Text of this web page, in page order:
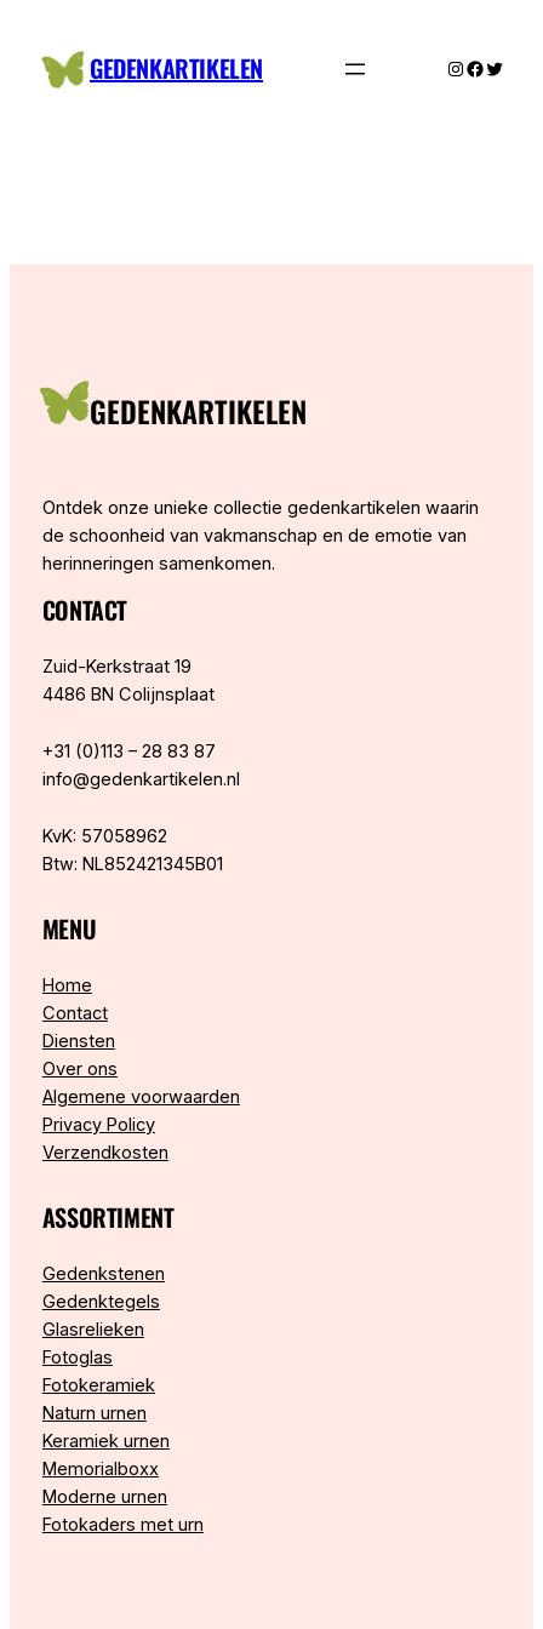
GEDENKARTIKELEN Instagram
Twitter
GEDENKARTIKELEN
Ontdek onze unieke collectie gedenkartikelen waarin
de schoonheid van vakmanschap en de emotie van
herinneringen samenkomen.
CONTACT
Zuid-Kerkstraat 19
4486 BN Colijnsplaat
+31 (0)113 – 28 83 87
info@gedenkartikelen.nl
KvK: 57058962
Btw: NL852421345B01
MENU
Home
Contact
Diensten
Over ons
Algemene voorwaarden
Privacy Policy
Verzendkosten
ASSORTIMENT
Gedenkstenen
Gedenktegels
Glasrelieken
Fotoglas
Fotokeramiek
Naturn urnen
Keramiek urnen
Memorialboxx
Moderne urnen
Fotokaders met urn